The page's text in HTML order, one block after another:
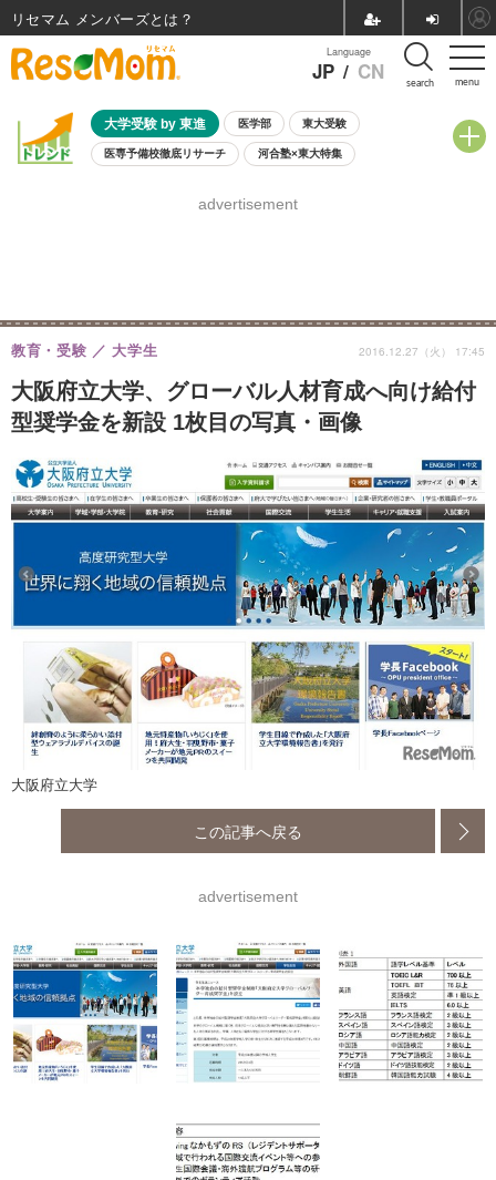
menu
Language
JP / CN search
大学受験 by 東進 医学部 東大受験
医専予備校徹底リサーチ 河合塾×東大特集
8月開催学校説明会・相談会
advertisement
大阪府立大学、グローバル人材育成へ向け給付
型奨学金を新設 1枚目の写真・画像
教育・受験 大学生 2016.12.27（火） 17:45
大阪府立大学
この記事へ戻る
advertisement
リセマム メンバーズ